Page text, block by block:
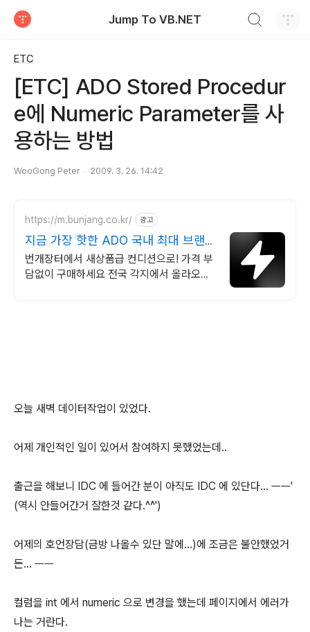
Jump To VB.NET
ETC
[ETC] ADO Stored Procedur
e에 Numeric Parameter를 사
용하는 방법
WooGong Peter 2009. 3. 26. 14:42
https://m.bunjang.co.kr/ 광고
지금 가장 핫한 ADO 국내 최대 브랜드
중고거래
번개장터에서 새상품급 컨디션으로! 가격 부
담없이 구매하세요 전국 각지에서 올라오는
오늘 새벽 데이터작업이 있었다.
어제 개인적인 일이 있어서 참여하지 못했었는데..
출근을 해보니 IDC 에 들어간 분이 아직도 IDC 에 있단다... ㅡㅡ'
(역시 안들어간거 잘한것 같다.^^')
어제의 호언장담(금방 나올수 있단 말에...)에 조금은 불안했었거
든... ㅡㅡ
컬럼을 int 에서 numeric 으로 변경을 했는데 페이지에서 에러가
나는 거란다.